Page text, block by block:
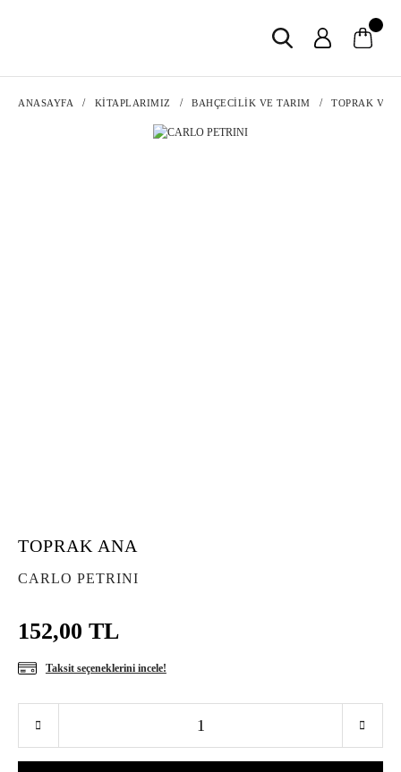
ANASAYFA KİTAPLARIMIZ BAHÇECİLİK VE TARIM TOPRAK VE
TOPRAK ANA
CARLO PETRINI
152,00 TL
Taksit seçeneklerini incele!